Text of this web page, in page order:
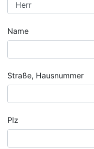
Name
Straße, Hausnummer
Plz